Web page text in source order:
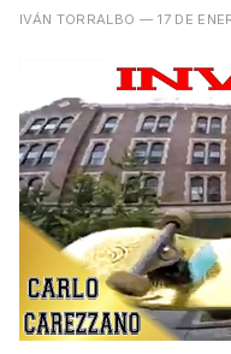
IVÁN TORRALBO — 17 DE